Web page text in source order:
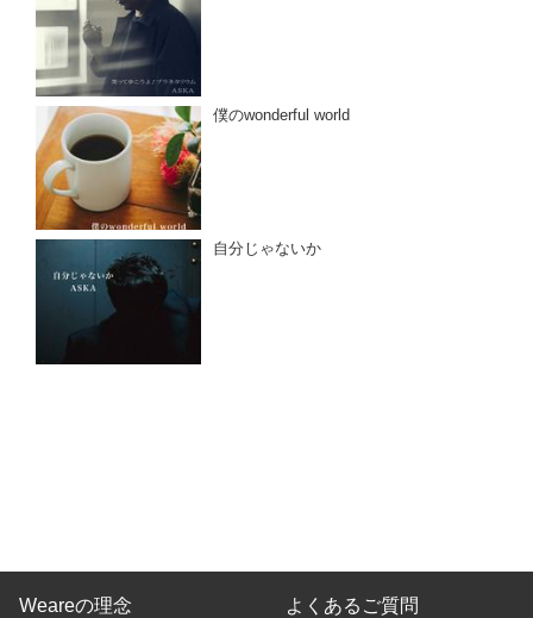
僕のwonderful world
自分じゃないか
Weareの理念 よくあるご質問